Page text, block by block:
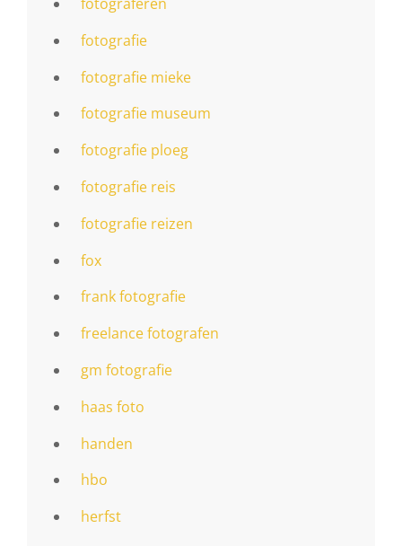
fotografie
fotografie mieke
fotografie museum
fotografie ploeg
fotografie reis
fotografie reizen
fox
frank fotografie
freelance fotografen
gm fotografie
haas foto
handen
hbo
herfst